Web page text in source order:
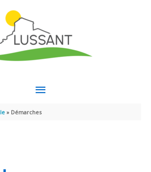
MENU
PRINCIPAL
Démarches